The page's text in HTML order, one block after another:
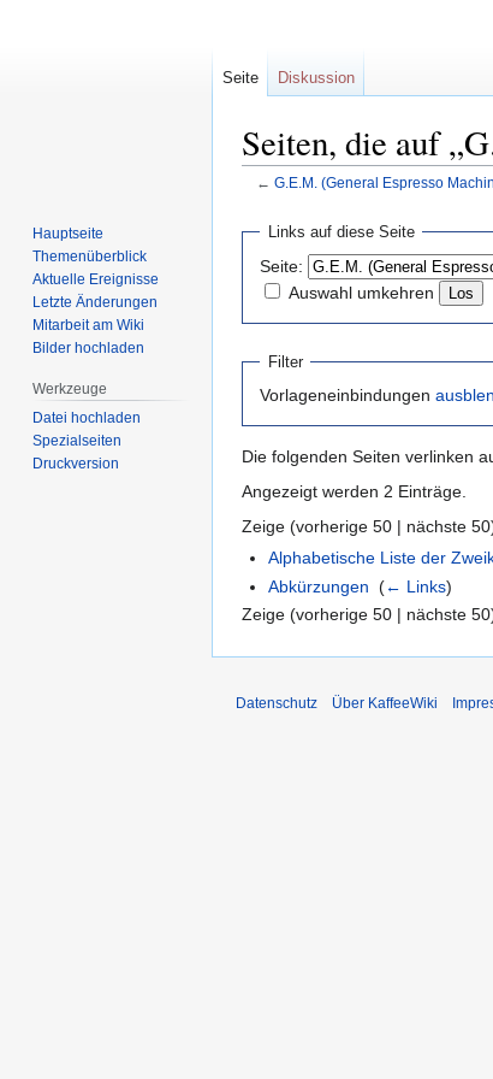
Seiten, die auf
← G.E.M. (General Espresso
Navigation
springen
springen
Links auf diese Seite
Seite:
Auswahl umkehren
Filter
Vorlageneinbindungen
Die folgenden Seiten verlinken
Angezeigt werden 2 Einträge.
Zeige (vorherige 50 | nächste
Alphabetische Liste der
Abkürzungen ‎(← Links)
Zeige (vorherige 50 | nächste
Seite Diskussion
Hauptseite
Themenüberblick
Aktuelle Ereignisse
Letzte Änderungen
Mitarbeit am Wiki
Bilder hochladen
Werkzeuge
Datei hochladen
Spezialseiten
Druckversion
Datenschutz Über KaffeeWiki